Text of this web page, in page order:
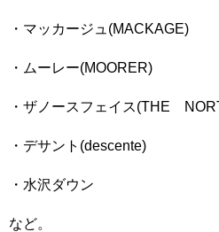
・マッカージュ(MACKAGE)
・ムーレー(MOORER)
・ザノースフェイス(THE
・デサント(descente)
・水沢ダウン
など。